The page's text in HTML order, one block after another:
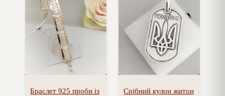
Браслет 925 проби із
Срібний кулон житон